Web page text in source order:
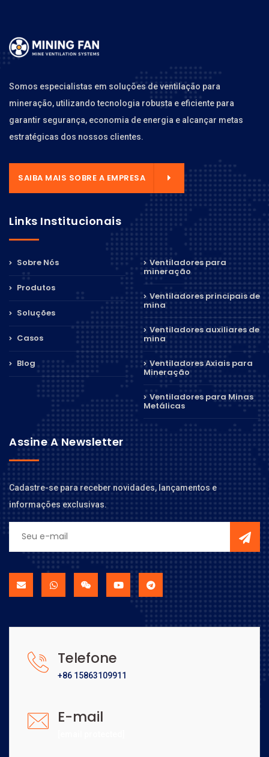
Somos especialistas em soluções de ventilação para
mineração, utilizando tecnologia robusta e eficiente para
garantir segurança, economia de energia e alcançar metas
estratégicas dos nossos clientes.
SAIBA MAIS SOBRE A EMPRESA
Links Institucionais
Sobre Nós
Produtos
Soluções
Casos
Blog
Ventiladores para
mineração
Ventiladores principais de
mina
Ventiladores auxiliares de
mina
Ventiladores Axiais para
Mineração
Ventiladores para Minas
Metálicas
Assine A Newsletter
Cadastre-se para receber novidades, lançamentos e
informações exclusivas.
Telefone
+86 15863109911
E-mail